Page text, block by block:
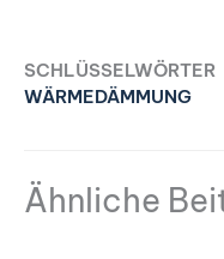
SCHLÜSSELWÖRTER
WÄRMEDÄMMUNG
Ähnliche